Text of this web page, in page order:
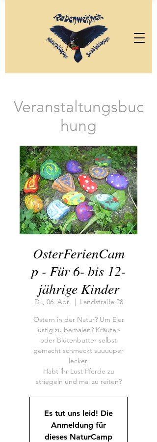
Veranstaltungsbuc
hung
OsterFerienCam
p - Für 6- bis 12-
jährige Kinder
Di., 06. Apr.
  |
Landstraße 28
Ostern in der Natur? Um Eier
lustig zu bemalen? Kräuter-
oder Blütenbutter selbst
gemacht schmeckt suuuuper
lecker.
Habt ihr Lust Pferde zu
striegeln und mal zu reiten?
Es tut uns leid! Die
Anmeldung für
dieses NaturCamp